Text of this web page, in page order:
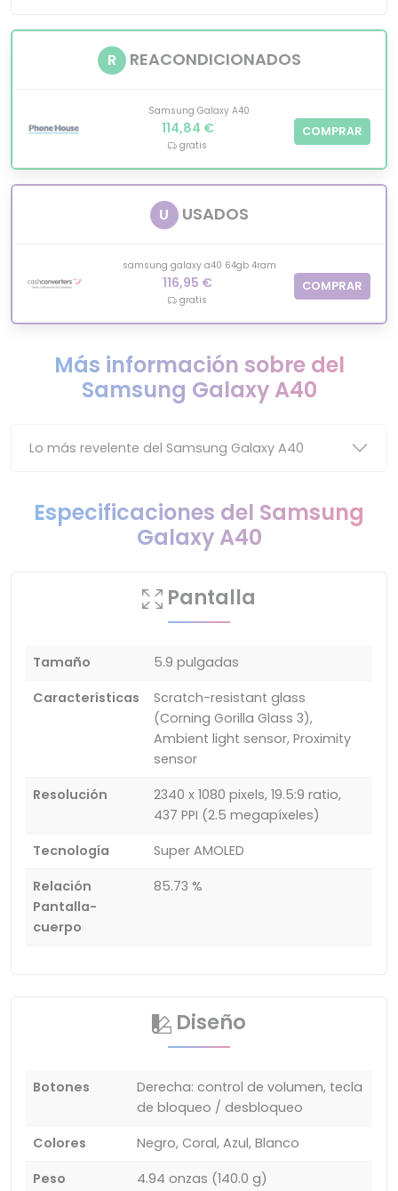
R REACONDICIONADOS
Samsung Galaxy A40
114,84 €
gratis
COMPRAR
U USADOS
samsung galaxy a40 64gb 4ram
116,95 €
gratis
COMPRAR
Más información sobre del
Samsung Galaxy A40
Lo más revelente del Samsung Galaxy A40
Especificaciones del Samsung
Galaxy A40
Pantalla
Tamaño
5.9 pulgadas
Características
Scratch-resistant glass
(Corning Gorilla Glass 3),
Ambient light sensor, Proximity
sensor
Resolución
2340 x 1080 pixels, 19.5:9 ratio,
437 PPI (2.5 megapíxeles)
Tecnología
Super AMOLED
Relación
Pantalla-
cuerpo
85.73 %
Diseño
Botones
Derecha: control de volumen, tecla
de bloqueo / desbloqueo
Colores
Negro, Coral, Azul, Blanco
Peso
4.94 onzas (140.0 g)